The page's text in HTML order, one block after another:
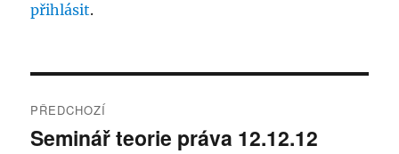
přihlásit.
pro
PŘEDCHOZÍ
Předchozí
Seminář teorie práva 12.12.12